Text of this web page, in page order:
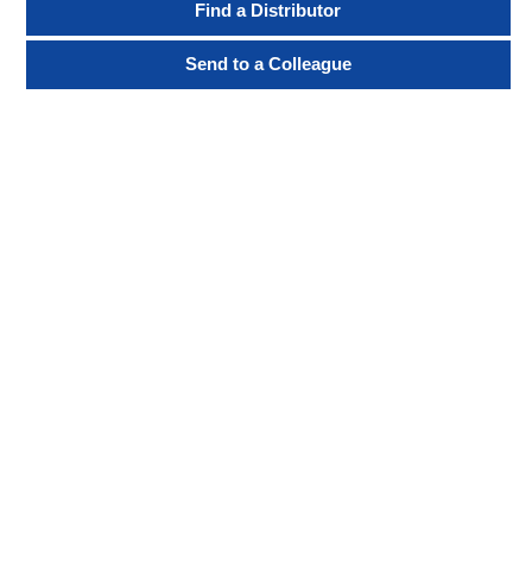
Find a Distributor
Send to a Colleague